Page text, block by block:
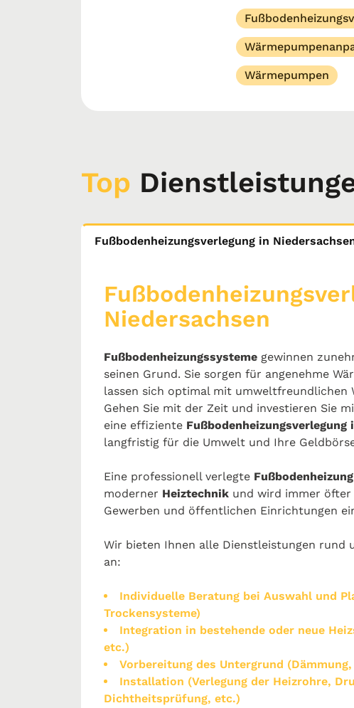
Wärmepumpen
Top
Fußbodenheizungsverlegung in
Niedersachsen
Fußbodenheizungssysteme gewinnen
seinen Grund. Sie sorgen für angenehme
lassen sich optimal mit umweltfreundlichen
Gehen Sie mit der Zeit und investieren Sie
eine effiziente Fußbodenheizungsverlegung
langfristig für die Umwelt und Ihre
Eine professionell verlegte Fußbodenheizung
moderner Heiztechnik und wird immer öfter
Gewerben und öffentlichen Einrichtungen
Wir bieten Ihnen alle Dienstleistungen rund
an:
Individuelle Beratung bei Auswahl und
Trockensysteme)
Integration in bestehende oder neue
etc.)
Vorbereitung des Untergrund
Installation (Verlegung der Heizrohre,
Dichtheitsprüfung, etc.)